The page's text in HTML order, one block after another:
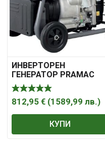
ИНВЕРТОРЕН
ГЕНЕРАТОР PRAMAC
PMI 3000
812,95 € (1589,99 лв.)
КУПИ